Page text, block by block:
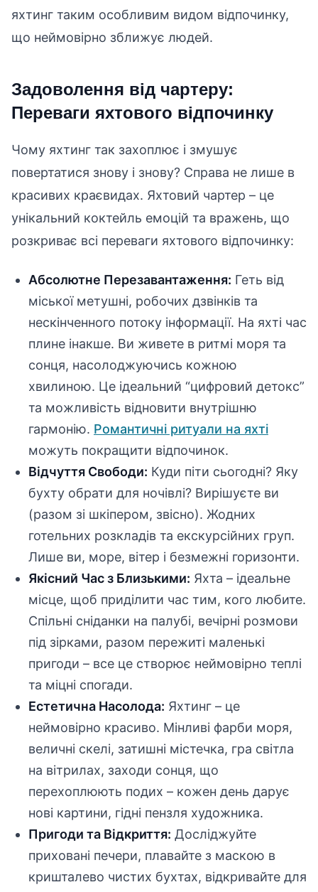
яхтинг таким особливим видом відпочинку,
що неймовірно зближує людей.
Задоволення від чартеру:
Переваги яхтового відпочинку
Чому яхтинг так захоплює і змушує
повертатися знову і знову? Справа не лише в
красивих краєвидах. Яхтовий чартер – це
унікальний коктейль емоцій та вражень, що
розкриває всі переваги яхтового відпочинку:
Абсолютне Перезавантаження: Геть від
міської метушні, робочих дзвінків та
нескінченного потоку інформації. На яхті час
плине інакше. Ви живете в ритмі моря та
сонця, насолоджуючись кожною
хвилиною. Це ідеальний “цифровий детокс”
та можливість відновити внутрішню
гармонію. Романтичні ритуали на яхті
можуть покращити відпочинок.
Відчуття Свободи: Куди піти сьогодні? Яку
бухту обрати для ночівлі? Вирішуєте ви
(разом зі шкіпером, звісно). Жодних
готельних розкладів та екскурсійних груп.
Лише ви, море, вітер і безмежні горизонти.
Якісний Час з Близькими: Яхта – ідеальне
місце, щоб приділити час тим, кого любите.
Спільні сніданки на палубі, вечірні розмови
під зірками, разом пережиті маленькі
пригоди – все це створює неймовірно теплі
та міцні спогади.
Естетична Насолода: Яхтинг – це
неймовірно красиво. Мінливі фарби моря,
величні скелі, затишні містечка, гра світла
на вітрилах, заходи сонця, що
перехоплюють подих – кожен день дарує
нові картини, гідні пензля художника.
Пригоди та Відкриття: Досліджуйте
приховані печери, плавайте з маскою в
кришталево чистих бухтах, відкривайте для